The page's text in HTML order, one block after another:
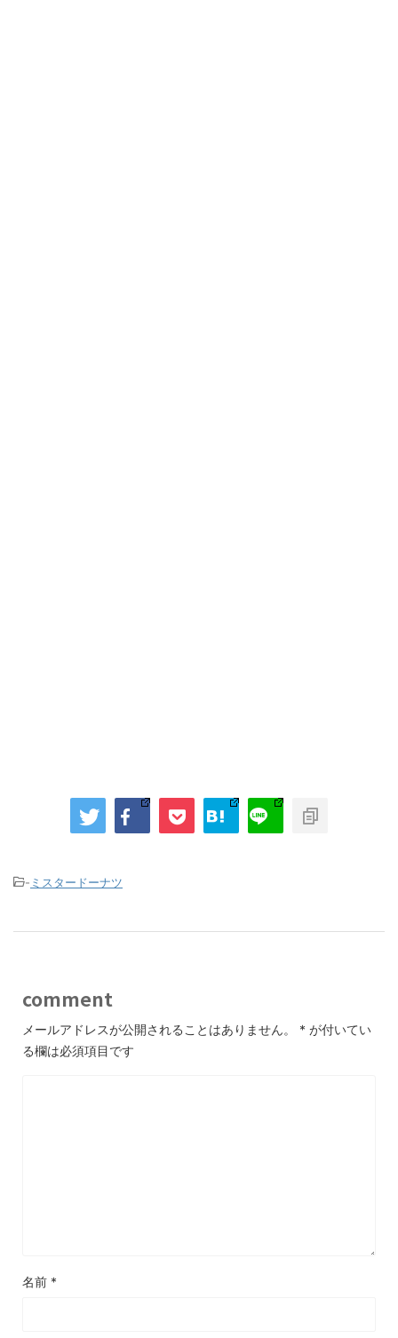
- ミスタードーナツ
comment
メールアドレスが公開されることはありません。 * が付いてい
る欄は必須項目です
名前 *